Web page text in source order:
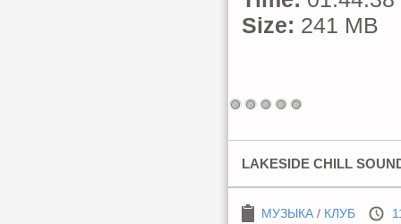
Size: 241 MB
LAKESIDE CHILL
МУЗЫКА / КЛУБ